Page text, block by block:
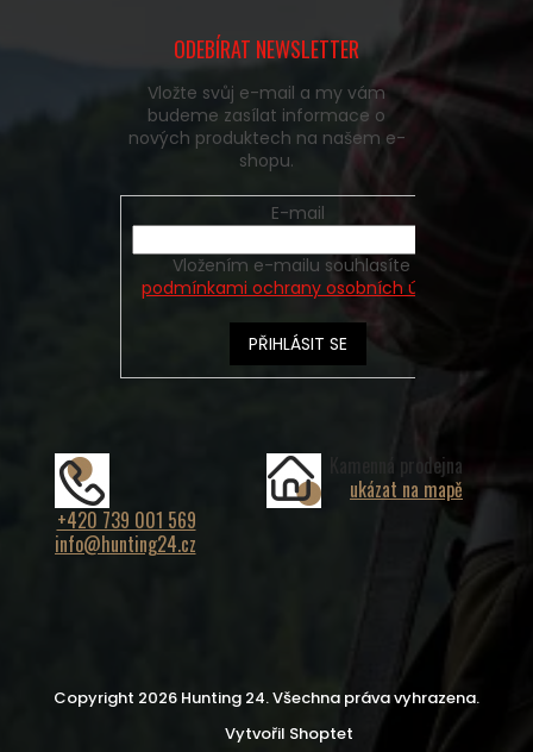
ODEBÍRAT NEWSLETTER
Vložte svůj e-mail a my vám
budeme zasílat informace o
nových produktech na našem e-
shopu.
E-mail
podmínkami ochrany osobních údajů
PŘIHLÁSIT SE
+420 739 001 569
info@hunting24.cz
Kamenná prodejna
ukázat na mapě
Vytvořil Shoptet
Copyright 2026 Hunting 24. Všechna práva vyhrazena.